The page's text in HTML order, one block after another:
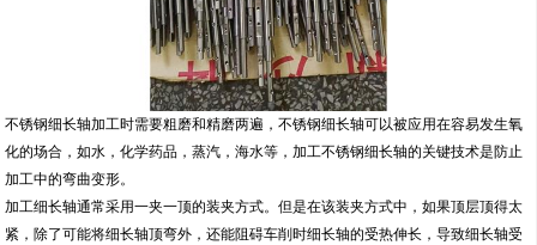
不锈钢细长轴加工时需要粗磨和精磨两遍，不锈钢细长轴可以被应用在容易发生氧
化的场合，如水，化学药品，蒸汽，海水等，加工不锈钢细长轴的关键技术是防止
加工中的弯曲变形。
加工细长轴通常采用一夹一顶的装夹方式。但是在该装夹方式中，如果顶层顶得太
紧，除了可能将细长轴顶弯外，还能阻碍车削时细长轴的受热伸长，导致细长轴受